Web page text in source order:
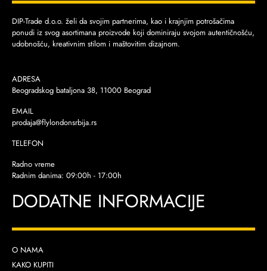
DIP-Trade d.o.o. želi da svojim partnerima, kao i krajnjim potrošačima
ponudi iz svog asortimana proizvode koji dominiraju svojom autentičnošću,
udobnošću, kreativnim stilom i maštovitim dizajnom.
ADRESA
Beogradskog bataljona 38, 11000 Beograd
EMAIL
prodaja@flylondonsrbija.rs
TELEFON
Radno vreme
Radnim danima: 09:00h - 17:00h
DODATNE INFORMACIJE
O NAMA
KAKO KUPITI